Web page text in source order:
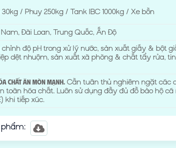
/ Phuy 250kg / Tank IBC 1000kg / Xe bồn
Đài Loan, Trung Quốc, Ấn Độ
chỉnh độ pH trong xử lý nước, sản xuất giấy & bột
dệt nhuộm, sản xuất xà phòng & chất tẩy rửa,
chất ăn mòn mạnh. Cần tuân thủ nghiêm ngặt các
toàn hóa chất. Luôn sử dụng đầy đủ đồ bảo hộ cá
khi tiếp xúc.
phẩm: